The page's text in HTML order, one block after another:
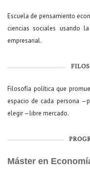
Escuela de pensamiento
ciencias sociales usando
empresarial.
Filosofía política que
espacio de cada persona
elegir —libre mercado.
Máster en